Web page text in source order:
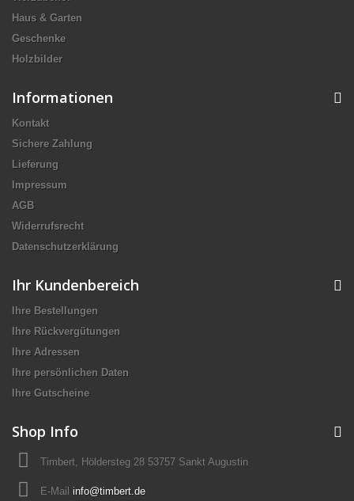
Haus & Garten
Geschenke
Holzbilder
Informationen
Kontakt
Sichere Zahlung
Lieferung
Impressum
AGB
Widerrufsrecht
Datenschutzerklärung
Ihr Kundenbereich
Ihre Bestellungen
Ihre Rückvergütungen
Ihre Adressen
Ihre persönlichen Daten
Ihre Gutscheine
Shop Info
Timbert, Höldersteg 28 53757 Sankt Augustin
E-Mail info@timbert.de